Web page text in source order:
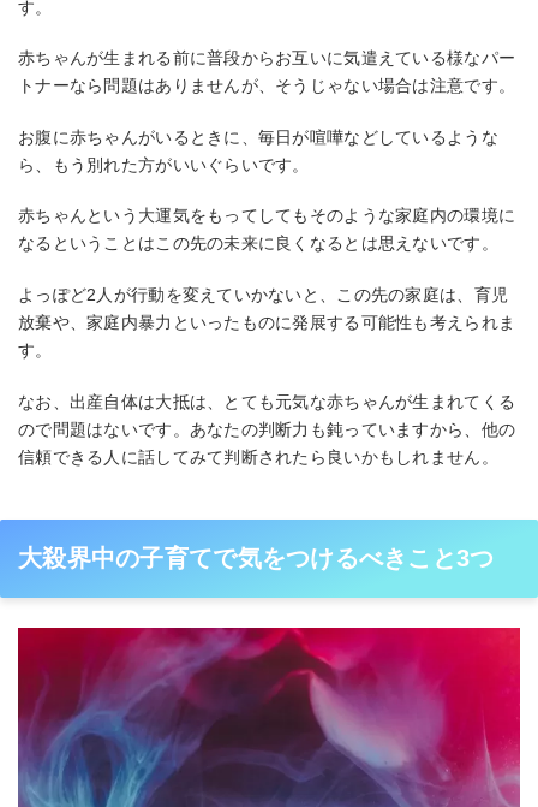
す。
赤ちゃんが生まれる前に普段からお互いに気遣えている様なパー
トナーなら問題はありませんが、そうじゃない場合は注意です。
お腹に赤ちゃんがいるときに、毎日が喧嘩などしているような
ら、もう別れた方がいいぐらいです。
赤ちゃんという大運気をもってしてもそのような家庭内の環境に
なるということはこの先の未来に良くなるとは思えないです。
よっぽど2人が行動を変えていかないと、この先の家庭は、育児
放棄や、家庭内暴力といったものに発展する可能性も考えられま
す。
なお、出産自体は大抵は、とても元気な赤ちゃんが生まれてくる
ので問題はないです。あなたの判断力も鈍っていますから、他の
信頼できる人に話してみて判断されたら良いかもしれません。
大殺界中の子育てで気をつけるべきこと3つ